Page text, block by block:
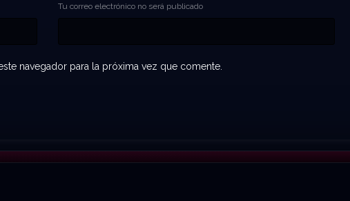
Tu correo electrónico no será publicado
navegador para la próxima vez que comente.